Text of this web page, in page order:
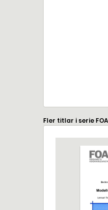
Fler titlar i serie